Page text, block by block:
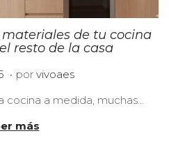
de tu cocina
resto de la casa
2
/
1
. por vivoaes
cocina a medida, muchas…
más